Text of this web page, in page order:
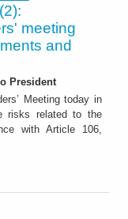
meeting
and
President
Meeting today in
risks related to the
with Article 106,